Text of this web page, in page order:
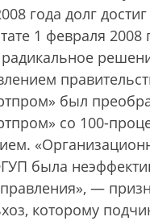
года долг
1 февраля 2008
был
со 100-
была
—
которому